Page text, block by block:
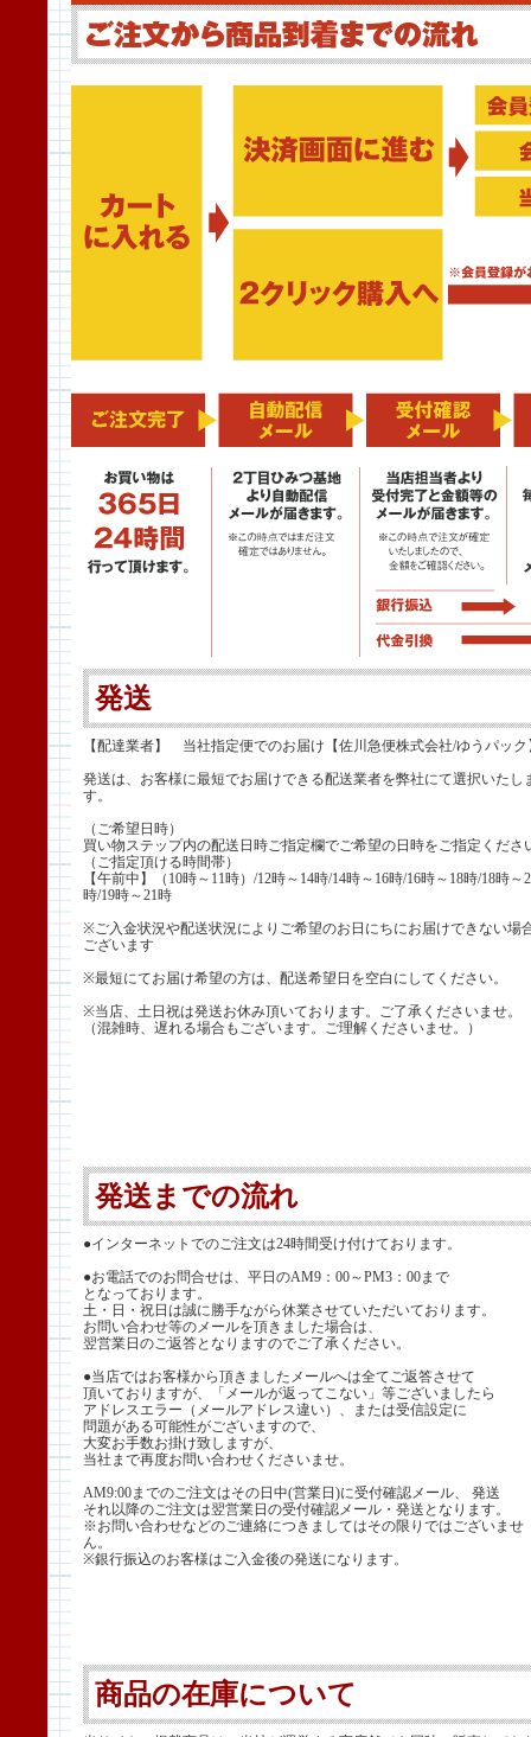
発送
【配達業者】 当社指定便でのお届け【佐川急便株式会社/ゆうパック
発送は、お客様に最短でお届けできる配送業者を弊社にて選択いたし
す。
（ご希望日時）
買い物ステップ内の配送日時ご指定欄でご希望の日時をご指定くださ
（ご指定頂ける時間帯）
【午前中】（10時～11時）/12時～14時/14時～16時/16時～18時/18時～
時/19時～21時
※ご入金状況や配送状況によりご希望のお日にちにお届けできない場
ございます
※最短にてお届け希望の方は、配送希望日を空白にしてください。
※当店、土日祝は発送お休み頂いております。ご了承くださいませ。
（混雑時、遅れる場合もございます。ご理解くださいませ。）
発送までの流れ
●インターネットでのご注文は24時間受け付けております。
●お電話でのお問合せは、平日のAM9：00～PM3：00まで
となっております。
土・日・祝日は誠に勝手ながら休業させていただいております。
お問い合わせ等のメールを頂きました場合は、
翌営業日のご返答となりますのでご了承ください。
●当店ではお客様から頂きましたメールへは全てご返答させて
頂いておりますが、「メールが返ってこない」等ございましたら
アドレスエラー（メールアドレス違い）、または受信設定に
問題がある可能性がございますので、
大変お手数お掛け致しますが、
当社まで再度お問い合わせくださいませ。
AM9:00までのご注文はその日中(営業日)に受付確認メール、 発送
それ以降のご注文は翌営業日の受付確認メール・発送となります。
※お問い合わせなどのご連絡につきましてはその限りではございませ
ん。
※銀行振込のお客様はご入金後の発送になります。
商品の在庫について